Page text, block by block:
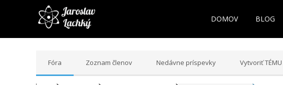
DOMOV BLOG
Fóra Zoznam členov Nedávne príspevky Vytvoriť TÉMU